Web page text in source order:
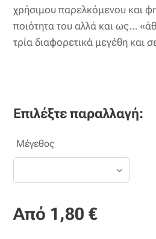
χρήσιμου παρελκόμενου και
ποιότητα του αλλά και ως…
τρία διαφορετικά μεγέθη και
Επιλέξτε παραλλαγή:
Μέγεθος
Από 1,80 €